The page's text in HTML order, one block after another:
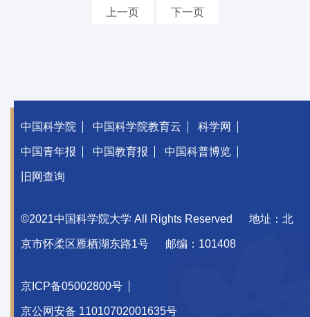
上一页 下一页
中国科学院 中国科学院教育云 科学网
中国青年报 中国教育报 中国科普博览
旧网查询
©2021中国科学院大学 All Rights Reserved 地址：北
京市怀柔区雁栖湖东路1号 邮编：101408
京ICP备05002800号
京公网安备 11010702001635号